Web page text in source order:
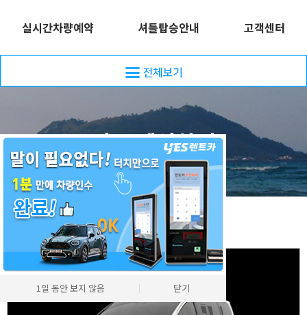
실시간차량예약 셔틀탑승안내 고객센터
바로 예약하기
차량모델
1일 동안 보지 않음 │ 닫기